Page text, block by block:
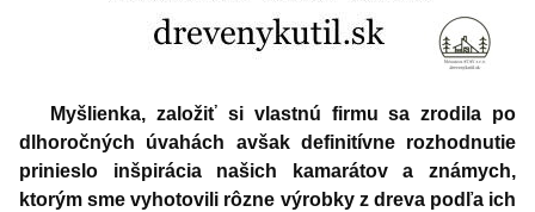
Myšlienka, založiť si vlastnú firmu sa zrodila po
dlhoročných úvahách avšak definitívne rozhodnutie
prinieslo inšpirácia našich kamarátov a známych,
ktorým sme vyhotovili rôzne výrobky z dreva podľa ich